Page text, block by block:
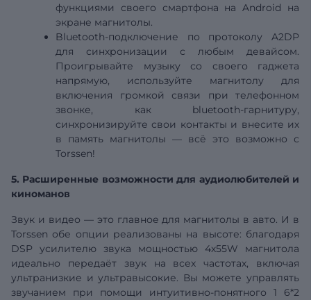
функциями своего смартфона на Android на
экране магнитолы.
Bluetooth-подключение по протоколу A2DP
для синхронизации с любым девайсом.
Проигрывайте музыку со своего гаджета
напрямую, используйте магнитолу для
включения громкой связи при телефонном
звонке, как bluetooth-гарнитуру,
синхронизируйте свои контакты и внесите их
в память магнитолы — всё это возможно с
Torssen!
5. Расширенные возможности для аудиолюбителей и
киноманов
Звук и видео — это главное для магнитолы в авто. И в
Torssen обе опции реализованы на высоте: благодаря
DSP усилителю звука мощностью 4х55W магнитола
идеально передаёт звук на всех частотах, включая
ультранизкие и ультравысокие. Вы можете управлять
звучанием при помощи интуитивно-понятного 1
6*2